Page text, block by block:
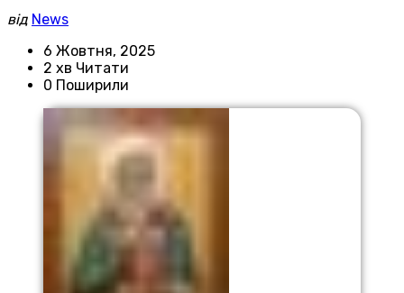
від News
6 Жовтня, 2025
2 хв Читати
0 Поширили